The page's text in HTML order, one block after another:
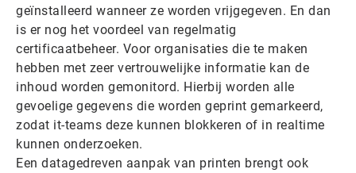
geïnstalleerd wanneer ze worden vrijgegeven. En dan
is er nog het voordeel van regelmatig
certificaatbeheer. Voor organisaties die te maken
hebben met zeer vertrouwelijke informatie kan de
inhoud worden gemonitord. Hierbij worden alle
gevoelige gegevens die worden geprint gemarkeerd,
zodat it-teams deze kunnen blokkeren of in realtime
kunnen onderzoeken.
Een datagedreven aanpak van printen brengt ook